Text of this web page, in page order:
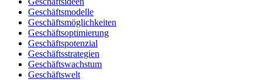
Geschäftsmodelle
Geschäftsmöglichkeiten
Geschäftsoptimierung
Geschäftspotenzial
Geschäftsstrategien
Geschäftswachstum
Geschäftswelt